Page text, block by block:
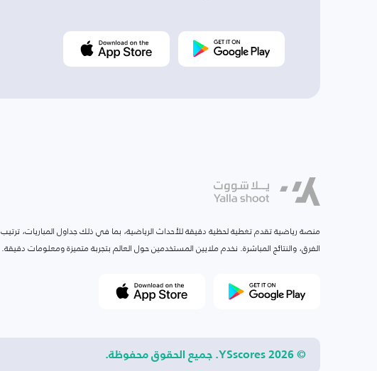
منصة رياضية تقدم تغطية لحظية دقيقة للأحداث الرياضية، بما في ذلك جداول المباريات، ترتيب
الفرق، والنتائج المباشرة. نخدم ملايين المستخدمين حول العالم بتجربة متميزة ومعلومات دقيقة.
© 2026 YSscores. جميع الحقوق محفوظة.